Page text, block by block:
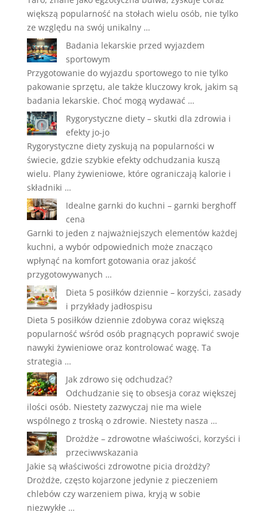
większą popularność na stołach wielu osób, nie tylko
ze względu na swój unikalny …
Badania lekarskie przed wyjazdem
sportowym
Przygotowanie do wyjazdu sportowego to nie tylko
pakowanie sprzętu, ale także kluczowy krok, jakim są
badania lekarskie. Choć mogą wydawać …
Rygorystyczne diety – skutki dla zdrowia i
efekty jo-jo
Rygorystyczne diety zyskują na popularności w
świecie, gdzie szybkie efekty odchudzania kuszą
wielu. Plany żywieniowe, które ograniczają kalorie i
składniki …
Idealne garnki do kuchni – garnki berghoff
cena
Garnki to jeden z najważniejszych elementów każdej
kuchni, a wybór odpowiednich może znacząco
wpłynąć na komfort gotowania oraz jakość
przygotowywanych …
Dieta 5 posiłków dziennie – korzyści, zasady
i przykłady jadłospisu
Dieta 5 posiłków dziennie zdobywa coraz większą
popularność wśród osób pragnących poprawić swoje
nawyki żywieniowe oraz kontrolować wagę. Ta
strategia …
Jak zdrowo się odchudzać?
Odchudzanie się to obsesja coraz większej
ilości osób. Niestety zazwyczaj nie ma wiele
wspólnego z troską o zdrowie. Niestety nasza …
Drożdże – zdrowotne właściwości, korzyści i
przeciwwskazania
Jakie są właściwości zdrowotne picia drożdży?
Drożdże, często kojarzone jedynie z pieczeniem
chlebów czy warzeniem piwa, kryją w sobie
niezwykłe …